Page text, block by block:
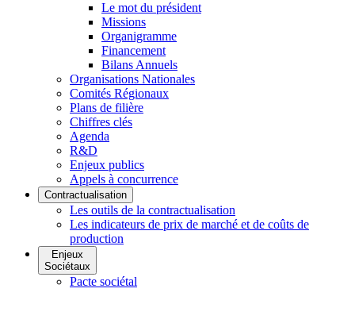
Le mot du président
Missions
Organigramme
Financement
Bilans Annuels
Organisations Nationales
Comités Régionaux
Plans de filière
Chiffres clés
Agenda
R&D
Enjeux publics
Appels à concurrence
Contractualisation
Les outils de la contractualisation
Les indicateurs de prix de marché et de coûts de
production
Enjeux
Sociétaux
Pacte sociétal